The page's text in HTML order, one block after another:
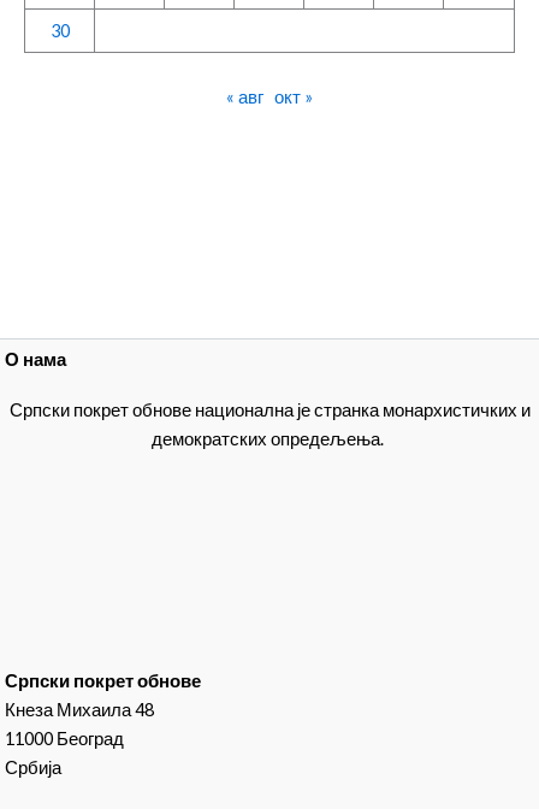
30
« авг окт »
О нама
Српски покрет обнове национална је странка монархистичких и
демократских опредељења.
Српски покрет обнове
Кнеза Михаила 48
11000 Београд
Србија